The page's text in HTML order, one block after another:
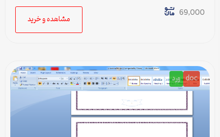
69,000
مشاهده و خرید
doc ورد